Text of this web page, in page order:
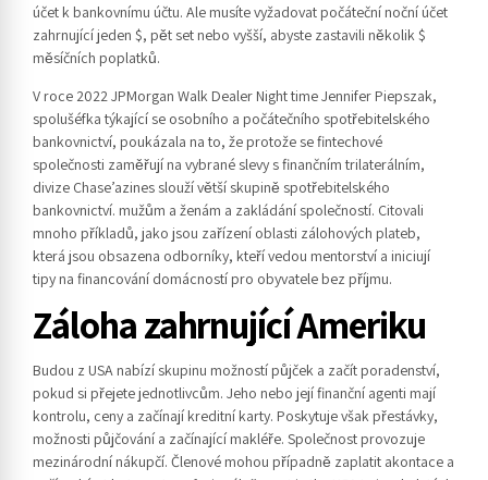
účet k bankovnímu účtu. Ale musíte vyžadovat počáteční noční účet
zahrnující jeden $, pět set nebo vyšší, abyste zastavili několik $
měsíčních poplatků.
V roce 2022 JPMorgan Walk Dealer Night time Jennifer Piepszak,
spolušéfka týkající se osobního a počátečního spotřebitelského
bankovnictví, poukázala na to, že protože se fintechové
společnosti zaměřují na vybrané slevy s finančním trilaterálním,
divize Chase’azines slouží větší skupině spotřebitelského
bankovnictví. mužům a ženám a zakládání společností. Citovali
mnoho příkladů, jako jsou zařízení oblasti zálohových plateb,
která jsou obsazena odborníky, kteří vedou mentorství a iniciují
tipy na financování domácností pro obyvatele bez příjmu.
Záloha zahrnující Ameriku
Budou z USA nabízí skupinu možností půjček a začít poradenství,
pokud si přejete jednotlivcům. Jeho nebo její finanční agenti mají
kontrolu, ceny a začínají kreditní karty. Poskytuje však přestávky,
možnosti půjčování a začínající makléře. Společnost provozuje
mezinárodní nákupčí. Členové mohou případně zaplatit akontace a